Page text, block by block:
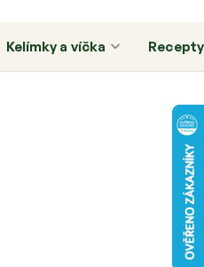
Kelímky a víčka Recepty